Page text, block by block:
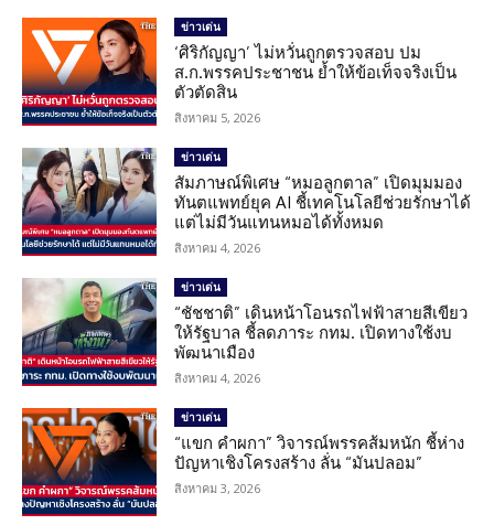
ข่าวเด่น
‘ศิริกัญญา’ ไม่หวั่นถูกตรวจสอบ ปม
ส.ก.พรรคประชาชน ย้ำให้ข้อเท็จจริงเป็น
ตัวตัดสิน
สิงหาคม 5, 2026
ข่าวเด่น
สัมภาษณ์พิเศษ “หมอลูกตาล” เปิดมุมมอง
ทันตแพทย์ยุค AI ชี้เทคโนโลยีช่วยรักษาได้
แต่ไม่มีวันแทนหมอได้ทั้งหมด
สิงหาคม 4, 2026
ข่าวเด่น
“ชัชชาติ” เดินหน้าโอนรถไฟฟ้าสายสีเขียว
ให้รัฐบาล ชี้ลดภาระ กทม. เปิดทางใช้งบ
พัฒนาเมือง
สิงหาคม 4, 2026
ข่าวเด่น
“แขก คำผกา” วิจารณ์พรรคส้มหนัก ชี้ห่าง
ปัญหาเชิงโครงสร้าง ลั่น “มันปลอม”
สิงหาคม 3, 2026